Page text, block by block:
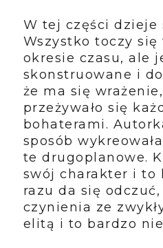
W tej części dzieje
Wszystko toczy
okresie czasu, ale
skonstruowane i
że ma się
przeżywało się
bohaterami.
sposób
te drugoplanowe.
swój charakter i to
razu da się
czynienia ze
elitą i to bardzo